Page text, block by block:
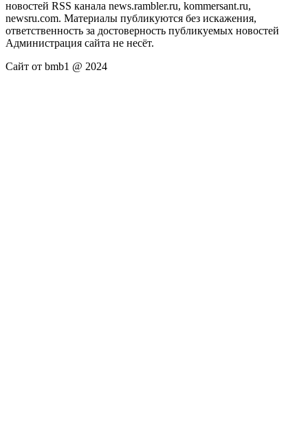
новостей RSS канала news.rambler.ru, kommersant.ru,
newsru.com. Материалы публикуются без искажения,
ответственность за достоверность публикуемых новостей
Администрация сайта не несёт.
Сайт от bmb1 @ 2024